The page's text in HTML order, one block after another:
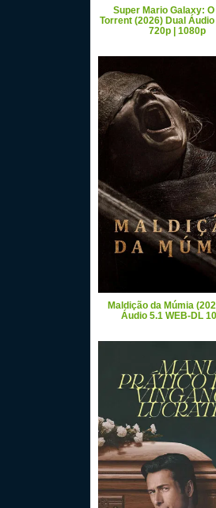
Super Mario Galaxy:
Torrent (2026) Dual
720p | 1080p
Maldição da Múmia
Áudio 5.1 WEB-DL